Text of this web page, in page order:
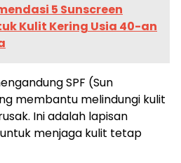
5 Sunscreen
Kulit Kering Usia 40-an
SPF (Sun
membantu melindungi kulit
Ini adalah lapisan
menjaga kulit tetap